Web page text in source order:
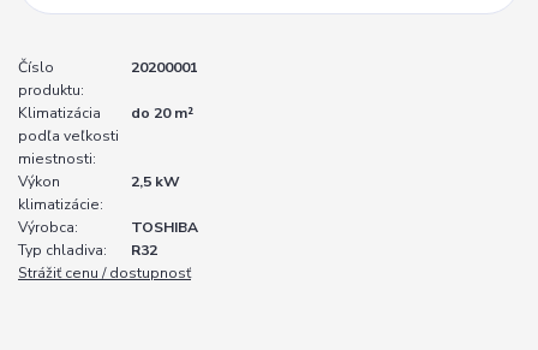
Číslo
produktu:
20200001
Klimatizácia
podľa veľkosti
miestnosti:
do 20 m²
Výkon
klimatizácie:
2,5 kW
Výrobca:
TOSHIBA
Typ chladiva:
R32
Strážiť cenu / dostupnosť